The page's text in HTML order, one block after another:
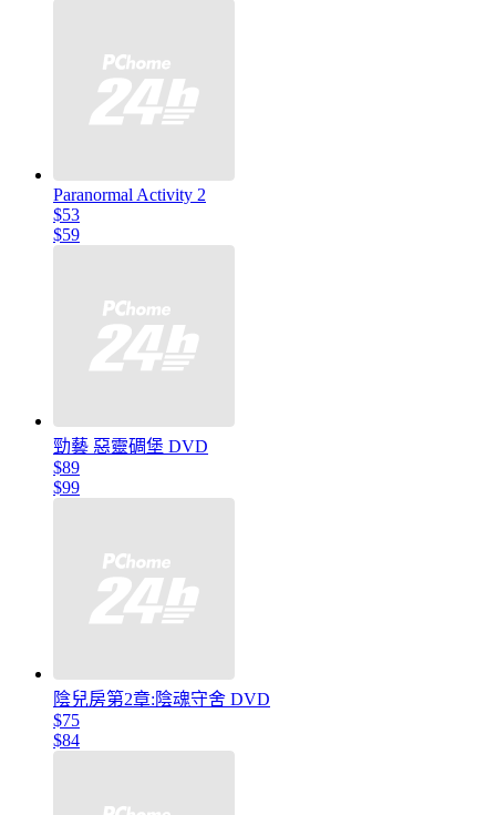
Paranormal Activity 2
$53
$59
勁藝 惡靈碉堡 DVD
$89
$99
陰兒房第2章:陰魂守舍 DVD
$75
$84